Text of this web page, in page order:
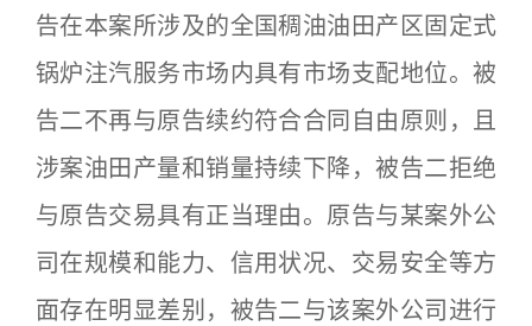
告在本案所涉及的全国稠油油田产区固定式
锅炉注汽服务市场内具有市场支配地位。被
告二不再与原告续约符合合同自由原则，且
涉案油田产量和销量持续下降，被告二拒绝
与原告交易具有正当理由。原告与某案外公
司在规模和能力、信用状况、交易安全等方
面存在明显差别，被告二与该案外公司进行